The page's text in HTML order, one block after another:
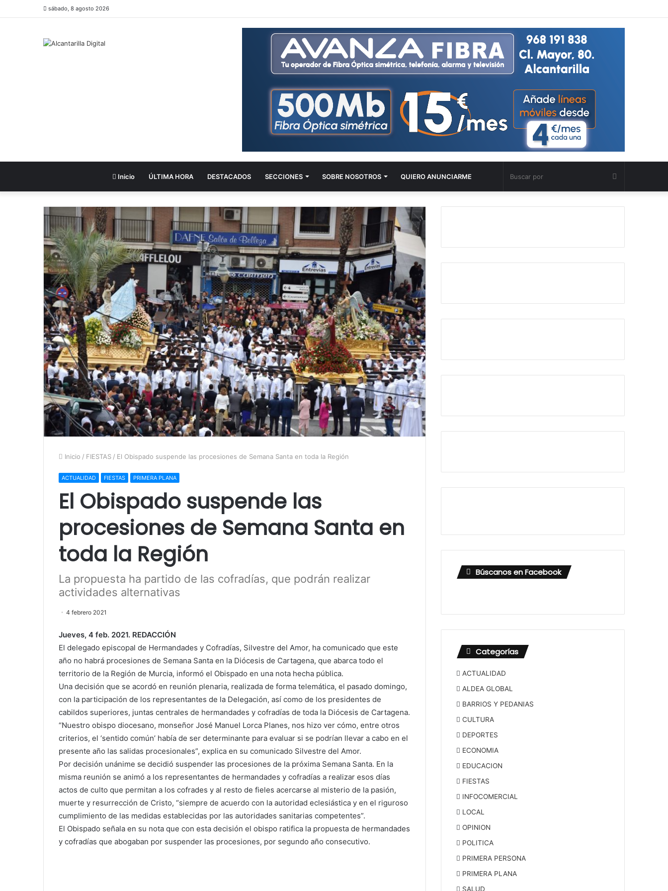
sábado, 8 agosto 2026
Inicio ÚLTIMA HORA DESTACADOS SECCIONES SOBRE NOSOTROS QUIERO ANUNCIARME Buscar
por
Inicio / FIESTAS / El Obispado suspende las procesiones de Semana Santa en toda la Región
ACTUALIDAD FIESTAS PRIMERA PLANA
El Obispado suspende las
procesiones de Semana Santa en
toda la Región
La propuesta ha partido de las cofradías, que podrán realizar
actividades alternativas
4 febrero 2021
Jueves, 4 feb. 2021. REDACCIÓN
El delegado episcopal de Hermandades y Cofradías, Silvestre del Amor, ha comunicado que este
año no habrá procesiones de Semana Santa en la Diócesis de Cartagena, que abarca todo el
territorio de la Región de Murcia, informó el Obispado en una nota hecha pública.
Una decisión que se acordó en reunión plenaria, realizada de forma telemática, el pasado domingo,
con la participación de los representantes de la Delegación, así como de los presidentes de
cabildos superiores, juntas centrales de hermandades y cofradías de toda la Diócesis de Cartagena.
“Nuestro obispo diocesano, monseñor José Manuel Lorca Planes, nos hizo ver cómo, entre otros
criterios, el ‘sentido común’ había de ser determinante para evaluar si se podrían llevar a cabo en el
presente año las salidas procesionales”, explica en su comunicado Silvestre del Amor.
Por decisión unánime se decidió suspender las procesiones de la próxima Semana Santa. En la
misma reunión se animó a los representantes de hermandades y cofradías a realizar esos días
actos de culto que permitan a los cofrades y al resto de fieles acercarse al misterio de la pasión,
muerte y resurrección de Cristo, “siempre de acuerdo con la autoridad eclesiástica y en el riguroso
cumplimiento de las medidas establecidas por las autoridades sanitarias competentes”.
El Obispado señala en su nota que con esta decisión el obispo ratifica la propuesta de hermandades
y cofradías que abogaban por suspender las procesiones, por segundo año consecutivo.
Búscanos en Facebook
Categorías
ACTUALIDAD
ALDEA GLOBAL
BARRIOS Y PEDANIAS
CULTURA
DEPORTES
ECONOMIA
EDUCACION
FIESTAS
INFOCOMERCIAL
LOCAL
OPINION
POLITICA
PRIMERA PERSONA
PRIMERA PLANA
SALUD